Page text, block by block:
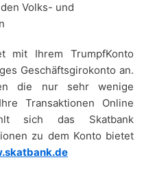
Volks- und
mit Ihrem TrumpfKonto
Geschäftsgirokonto an.
die nur sehr wenige
Transaktionen Online
sich das Skatbank
zu dem Konto bietet